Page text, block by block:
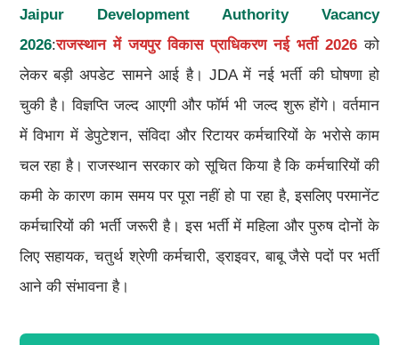
Jaipur Development Authority Vacancy
2026:राजस्थान में जयपुर विकास प्राधिकरण नई भर्ती 2026 को
लेकर बड़ी अपडेट सामने आई है। JDA में नई भर्ती की घोषणा हो
चुकी है। विज्ञप्ति जल्द आएगी और फॉर्म भी जल्द शुरू होंगे। वर्तमान
में विभाग में डेपुटेशन, संविदा और रिटायर कर्मचारियों के भरोसे काम
चल रहा है। राजस्थान सरकार को सूचित किया है कि कर्मचारियों की
कमी के कारण काम समय पर पूरा नहीं हो पा रहा है, इसलिए परमानेंट
कर्मचारियों की भर्ती जरूरी है। इस भर्ती में महिला और पुरुष दोनों के
लिए सहायक, चतुर्थ श्रेणी कर्मचारी, ड्राइवर, बाबू जैसे पदों पर भर्ती
आने की संभावना है।